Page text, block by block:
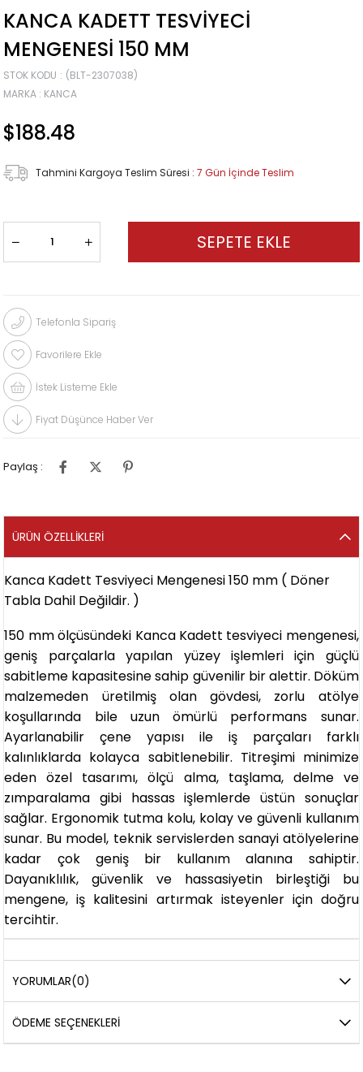
KANCA KADETT TESVIYECI
MENGENESI 150 MM
STOK KODU
(BLT-2307038)
MARKA : KANCA
$188.48
Tahmini Kargoya Teslim Süresi : 7 Gün İçinde Teslim
Telefonla Sipariş
Favorilere Ekle
İstek Listeme Ekle
Fiyat Düşünce Haber Ver
Paylaş :
ÜRÜN ÖZELLIKLERI
Kanca Kadett Tesviyeci Mengenesi 150 mm ( Döner
Tabla Dahil Değildir. )
150 mm ölçüsündeki Kanca Kadett tesviyeci mengenesi,
geniş parçalarla yapılan yüzey işlemleri için güçlü
sabitleme kapasitesine sahip güvenilir bir alettir. Döküm
malzemeden üretilmiş olan gövdesi, zorlu atölye
koşullarında bile uzun ömürlü performans sunar.
Ayarlanabilir çene yapısı ile iş parçaları farklı
kalınlıklarda kolayca sabitlenebilir. Titreşimi minimize
eden özel tasarımı, ölçü alma, taşlama, delme ve
zımparalama gibi hassas işlemlerde üstün sonuçlar
sağlar. Ergonomik tutma kolu, kolay ve güvenli kullanım
sunar. Bu model, teknik servislerden sanayi atölyelerine
kadar çok geniş bir kullanım alanına sahiptir.
Dayanıklılık, güvenlik ve hassasiyetin birleştiği bu
mengene, iş kalitesini artırmak isteyenler için doğru
tercihtir.
YORUMLAR(0)
ÖDEME SEÇENEKLERI